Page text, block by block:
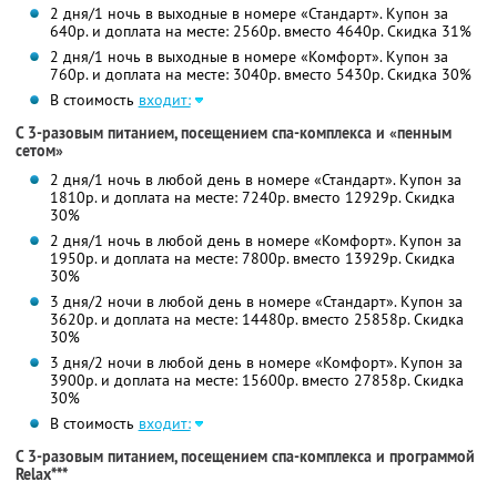
2 дня/1 ночь в выходные в номере «Стандарт». Купон за
640р. и доплата на месте: 2560р. вместо 4640р. Скидка 31%
2 дня/1 ночь в выходные в номере «Комфорт». Купон за
760р. и доплата на месте: 3040р. вместо 5430р. Скидка 30%
В стоимость входит:
С 3-разовым питанием, посещением спа-комплекса и «пенным
сетом»
2 дня/1 ночь в любой день в номере «Стандарт». Купон за
1810р. и доплата на месте: 7240р. вместо 12929р. Скидка
30%
2 дня/1 ночь в любой день в номере «Комфорт». Купон за
1950р. и доплата на месте: 7800р. вместо 13929р. Скидка
30%
3 дня/2 ночи в любой день в номере «Стандарт». Купон за
3620р. и доплата на месте: 14480р. вместо 25858р. Скидка
30%
3 дня/2 ночи в любой день в номере «Комфорт». Купон за
3900р. и доплата на месте: 15600р. вместо 27858р. Скидка
30%
В стоимость входит:
С 3-разовым питанием, посещением спа-комплекса и программой
Relax***